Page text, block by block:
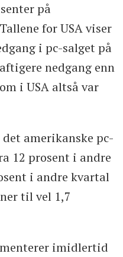
på
for USA viser
i pc-salget på
nedgang enn
i USA altså var
amerikanske pc-
12 prosent i andre
i andre kvartal
til vel 1,7
imidlertid